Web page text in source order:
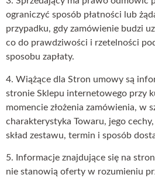
ograniczyć sposób płatności lub
przypadku, gdy zamówienie budzi
co do prawdziwości i rzetelności
sposobu zapłaty.
4. Wiążące dla Stron umowy są
stronie Sklepu internetowego przy
momencie złożenia zamówienia, w
charakterystyka Towaru, jego
skład zestawu, termin i sposób
5. Informacje znajdujące się na
nie stanowią oferty w rozumieniu